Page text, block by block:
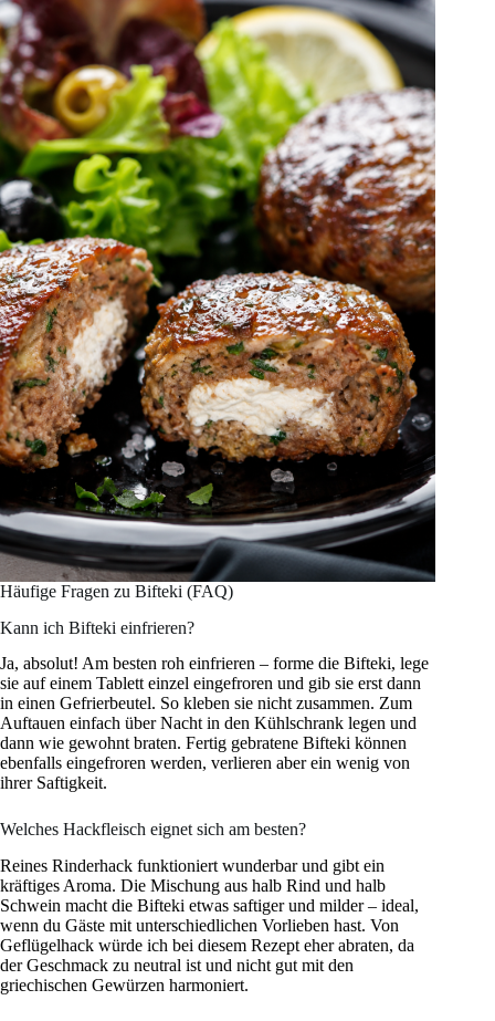
Häufige Fragen zu Bifteki (FAQ)
Kann ich Bifteki einfrieren?
Ja, absolut! Am besten roh einfrieren – forme die Bifteki, lege
sie auf einem Tablett einzel eingefroren und gib sie erst dann
in einen Gefrierbeutel. So kleben sie nicht zusammen. Zum
Auftauen einfach über Nacht in den Kühlschrank legen und
dann wie gewohnt braten. Fertig gebratene Bifteki können
ebenfalls eingefroren werden, verlieren aber ein wenig von
ihrer Saftigkeit.
Welches Hackfleisch eignet sich am besten?
Reines Rinderhack funktioniert wunderbar und gibt ein
kräftiges Aroma. Die Mischung aus halb Rind und halb
Schwein macht die Bifteki etwas saftiger und milder – ideal,
wenn du Gäste mit unterschiedlichen Vorlieben hast. Von
Geflügelhack würde ich bei diesem Rezept eher abraten, da
der Geschmack zu neutral ist und nicht gut mit den
griechischen Gewürzen harmoniert.